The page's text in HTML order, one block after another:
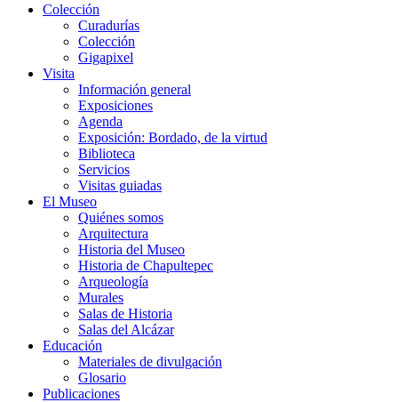
Colección
Curadurías
Colección
Gigapixel
Visita
Información general
Exposiciones
Agenda
Exposición: Bordado, de la virtud
Biblioteca
Servicios
Visitas guiadas
El Museo
Quiénes somos
Arquitectura
Historia del Museo
Historia de Chapultepec
Arqueología
Murales
Salas de Historia
Salas del Alcázar
Educación
Materiales de divulgación
Glosario
Publicaciones